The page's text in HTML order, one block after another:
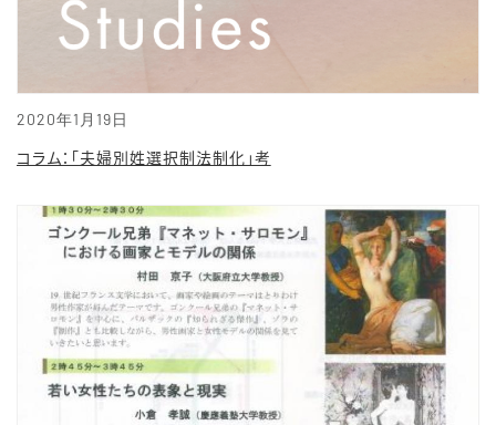
2020年1月19日
コラム：「夫婦別姓選択制法制化」考